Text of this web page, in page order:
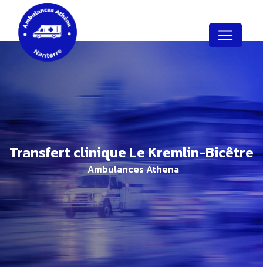
transfert clinique Le Kremlin-Bicêtre
Ambulances Athena
Panneau de gestion des cookies